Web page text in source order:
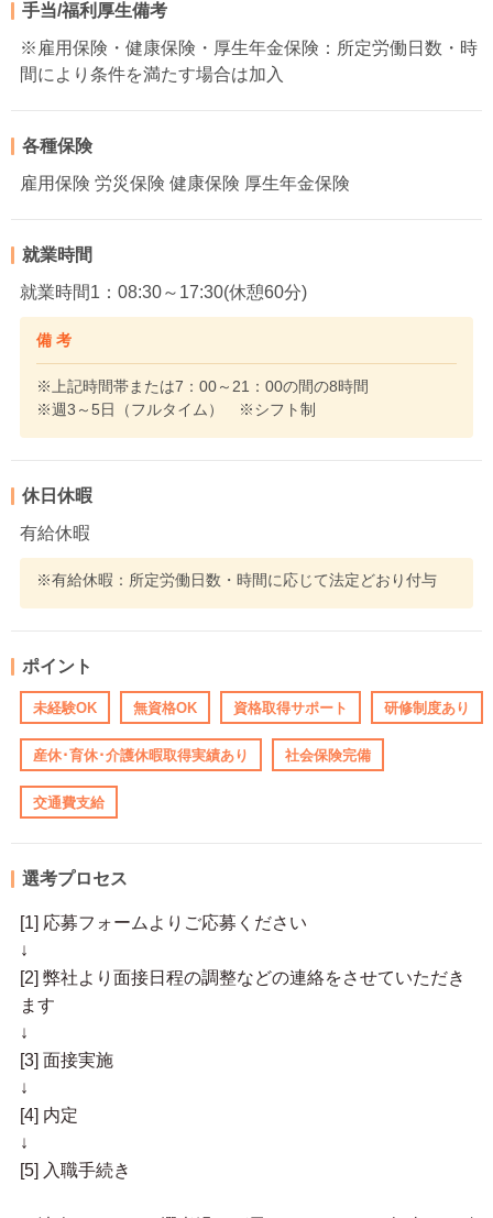
手当/福利厚生備考
※雇用保険・健康保険・厚生年金保険：所定労働日数・時
間により条件を満たす場合は加入
各種保険
雇用保険 労災保険 健康保険 厚生年金保険
就業時間
就業時間1：08:30～17:30(休憩60分)
備 考
※上記時間帯または7：00～21：00の間の8時間
※週3～5日（フルタイム） ※シフト制
休日休暇
有給休暇
※有給休暇：所定労働日数・時間に応じて法定どおり付与
ポイント
未経験OK 無資格OK 資格取得サポート 研修制度あり
産休･育休･介護休暇取得実績あり 社会保険完備
交通費支給
選考プロセス
[1] 応募フォームよりご応募ください
↓
[2] 弊社より面接日程の調整などの連絡をさせていただき
ます
↓
[3] 面接実施
↓
[4] 内定
↓
[5] 入職手続き